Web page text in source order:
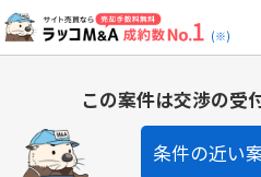
(※)
この案件は交渉の受
条件の近い